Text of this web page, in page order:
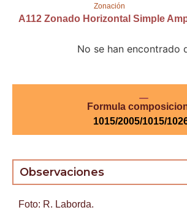
Zonación
A112 Zonado Horizontal Simple
No se han encontrado
Formula
1015/2005/1015/
Observaciones
Foto: R. Laborda.